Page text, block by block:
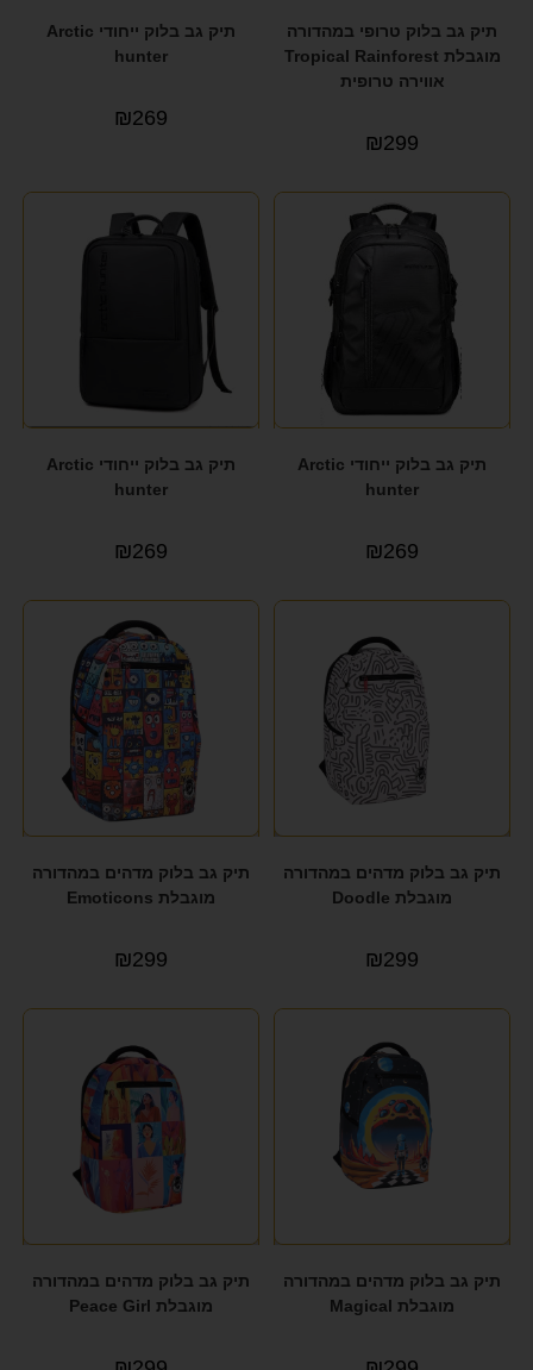
תיק גב בלוק טרופי במהדורה
מוגבלת Tropical Rainforest
אווירה טרופית
₪299
תיק גב בלוק ייחודי Arctic
hunter
₪269
תיק גב בלוק ייחודי Arctic
hunter
₪269
תיק גב בלוק ייחודי Arctic
hunter
₪269
תיק גב בלוק מדהים במהדורה
מוגבלת Doodle
₪299
תיק גב בלוק מדהים במהדורה
מוגבלת Emoticons
₪299
תיק גב בלוק מדהים במהדורה
מוגבלת Magical
תיק גב בלוק מדהים במהדורה
מוגבלת Peace Girl